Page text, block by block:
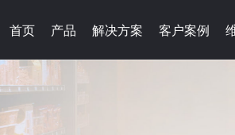
首页 产品 解决方案 客户案例